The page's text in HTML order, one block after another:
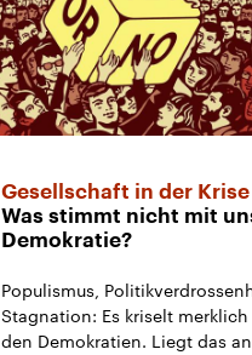
Gesellschaft in der Krise
Was stimmt nicht mit
Demokratie?
Populismus,
Stagnation: Es kriselt merklich
den Demokratien. Liegt das an